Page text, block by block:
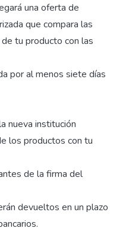
una oferta de
que compara las
tu producto con las
por al menos siete días
nueva institución
los productos con tu
de la firma del
devueltos en un plazo